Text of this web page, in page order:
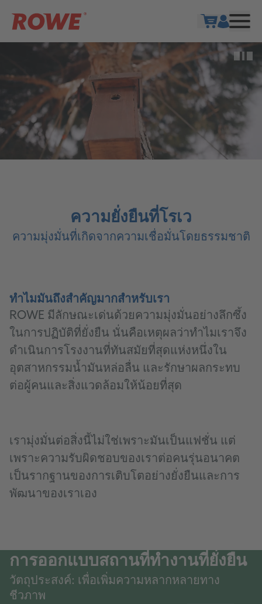
หยุด
ความยั่งยืนที่โรเว
ความมุ่งมั่นที่เกิดจากความเชื่อมั่นโดยธรรมชาติ
ทำไมมันถึงสำคัญมากสำหรับเรา
ROWE มีลักษณะเด่นด้วยความมุ่งมั่นอย่างลึกซึ้ง
ในการปฏิบัติที่ยั่งยืน นั่นคือเหตุผลว่าทำไมเราจึง
ดำเนินการโรงงานที่ทันสมัยที่สุดแห่งหนึ่งใน
อุตสาหกรรมน้ำมันหล่อลื่น และรักษาผลกระทบ
ต่อผู้คนและสิ่งแวดล้อมให้น้อยที่สุด
เรามุ่งมั่นต่อสิ่งนี้ไม่ใช่เพราะมันเป็นแฟชั่น แต่
เพราะความรับผิดชอบของเราต่อคนรุ่นอนาคต
เป็นรากฐานของการเติบโตอย่างยั่งยืนและการ
พัฒนาของเราเอง
การออกแบบสถานที่ทำงานที่ยั่งยืน
วัตถุประสงค์: เพื่อเพิ่มความหลากหลายทาง
ชีวภาพ